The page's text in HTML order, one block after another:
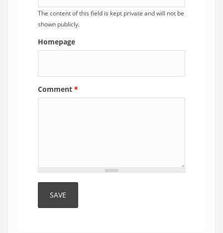
The content of this field is kept private and will not be
shown publicly.
Homepage
Comment *